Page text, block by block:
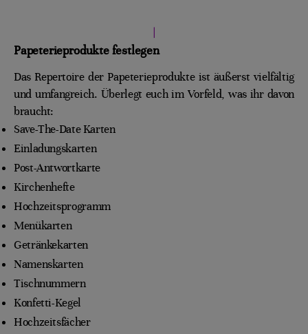
|
Papeterieprodukte festlegen
Das Repertoire der Papeterieprodukte ist äußerst vielfältig
und umfangreich. Überlegt euch im Vorfeld, was ihr davon
braucht:
Save-The-Date Karten
Einladungskarten
Post-Antwortkarte
Kirchenhefte
Hochzeitsprogramm
Menükarten
Getränkekarten
Namenskarten
Tischnummern
Konfetti-Kegel
Hochzeitsfächer